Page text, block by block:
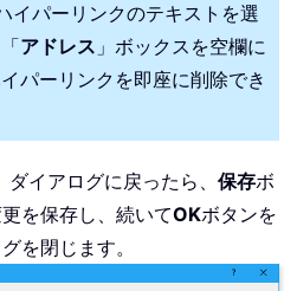
イパーリンクのテキストを選
アドレス 」ボックスを空欄に
パーリンクを即座に削除でき
ダイアログに戻ったら、 保存ボ
を保存し、続いてOKボタンを
を閉じます。